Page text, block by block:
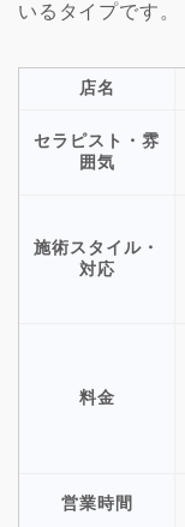
いるタイプです。
店名
セラピスト・雰
囲気
施術スタイル・
対応
料金
営業時間